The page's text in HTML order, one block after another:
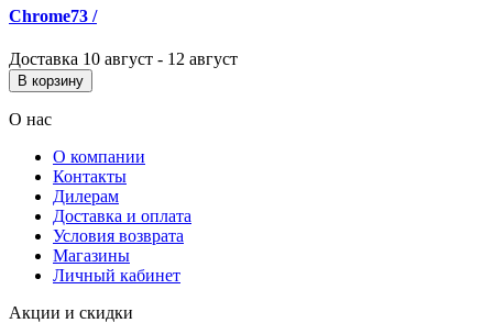
Chrome73 /
Доставка 10 август - 12 август
В корзину
О нас
О компании
Контакты
Дилерам
Доставка и оплата
Условия возврата
Магазины
Личный кабинет
Акции и скидки